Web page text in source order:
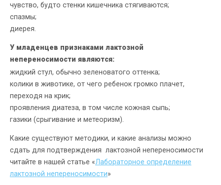
чувство, будто стенки кишечника стягиваются;
спазмы;
диерея.
У младенцев признаками лактозной
непереносимости являются:
жидкий стул, обычно зеленоватого оттенка;
колики в животике, от чего ребенок громко плачет,
переходя на крик;
проявления диатеза, в том числе кожная сыпь;
газики (срыгивание и метеоризм).
Какие существуют методики, и какие анализы можно
сдать для подтверждения лактозной непереносимости
читайте в нашей статье «Лабораторное определение
лактозной непереносимости»